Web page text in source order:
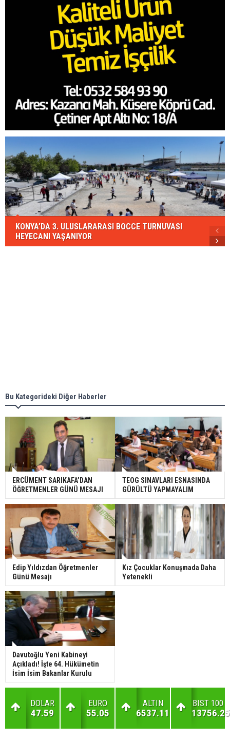
KONYA’DA 3. ULUSLARARASI BOCCE TURNUVASI
HEYECANI YAŞANIYOR
Bu Kategorideki Diğer Haberler
ERCÜMENT SARIKAFA’DAN
ÖĞRETMENLER GÜNÜ MESAJI
TEOG SINAVLARI ESNASINDA
GÜRÜLTÜ YAPMAYALIM
Edip Yıldızdan Öğretmenler
Günü Mesajı
Kız Çocuklar Konuşmada Daha
Yetenekli
Davutoğlu Yeni Kabineyi
Açıkladı! İşte 64. Hükümetin
İsim İsim Bakanlar Kurulu
DOLAR
47.59
EURO
55.05
ALTIN
6537.11
BIST 100
13756.25